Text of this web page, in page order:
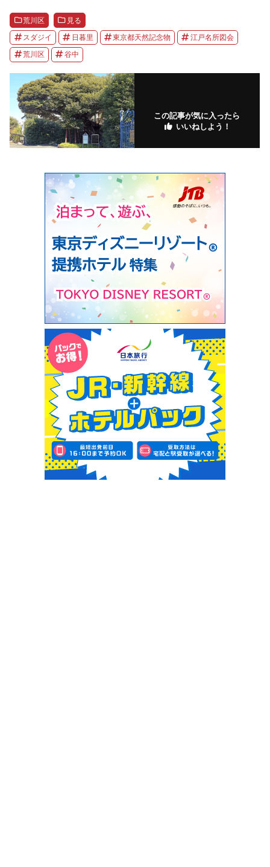
荒川区 見る
スダジイ 日暮里 東京都天然記念物 江戸名所図会
荒川区 谷中
この記事が気に入ったら
いいねしよう！